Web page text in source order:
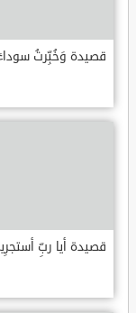
قصيدة وَخُبِّرتُ
قصيدة أيا ربِّ